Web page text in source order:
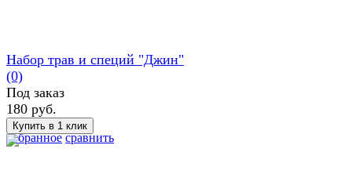
избранное сравнить
Набор трав и специй "Джин"
(0)
Под заказ
180 руб.